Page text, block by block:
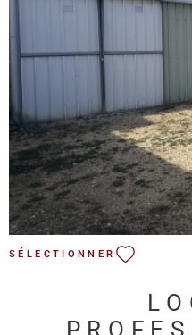
VOIR
SÉLECTIONNER